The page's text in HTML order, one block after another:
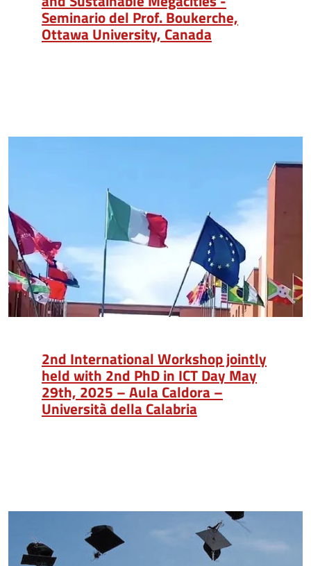
Seminario del Prof. Boukerche,
Ottawa University, Canada
2nd International Workshop jointly
held with 2nd PhD in ICT Day May
29th, 2025 – Aula Caldora –
Università della Calabria